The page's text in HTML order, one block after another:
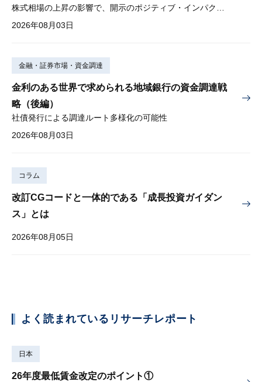
株式相場の上昇の影響で、開示のポジティブ・インパクトは低下
2026年08月03日
金融・証券市場・資金調達
金利のある世界で求められる地域銀行の資金調達戦
略（後編）
社債発行による調達ルート多様化の可能性
2026年08月03日
コラム
改訂CGコードと一体的である「成長投資ガイダン
ス」とは
2026年08月05日
よく読まれているリサーチレポート
日本
26年度最低賃金改定のポイント①